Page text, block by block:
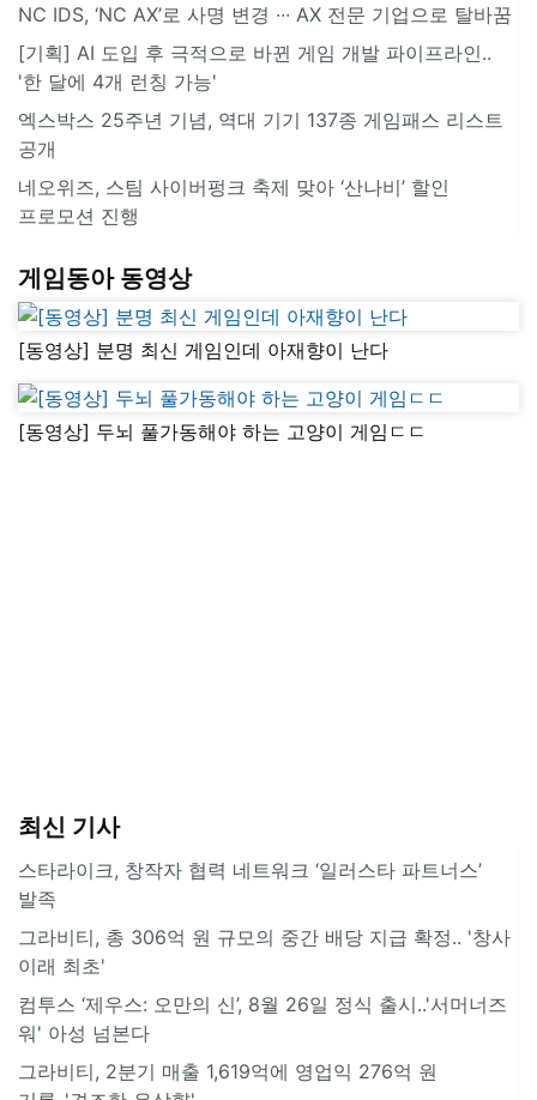
NC IDS, ‘NC AX’로 사명 변경 ∙∙∙ AX 전문 기업으로 탈바꿈
[기획] AI 도입 후 극적으로 바뀐 게임 개발 파이프라인..
'한 달에 4개 런칭 가능'
엑스박스 25주년 기념, 역대 기기 137종 게임패스 리스트
공개
네오위즈, 스팀 사이버펑크 축제 맞아 ‘산나비’ 할인
프로모션 진행
게임동아 동영상
[동영상] 분명 최신 게임인데 아재향이 난다
[동영상] 두뇌 풀가동해야 하는 고양이 게임ㄷㄷ
최신 기사
스타라이크, 창작자 협력 네트워크 ‘일러스타 파트너스’
발족
그라비티, 총 306억 원 규모의 중간 배당 지급 확정.. '창사
이래 최초'
컴투스 ‘제우스: 오만의 신’, 8월 26일 정식 출시..'서머너즈
워' 아성 넘본다
그라비티, 2분기 매출 1,619억에 영업익 276억 원